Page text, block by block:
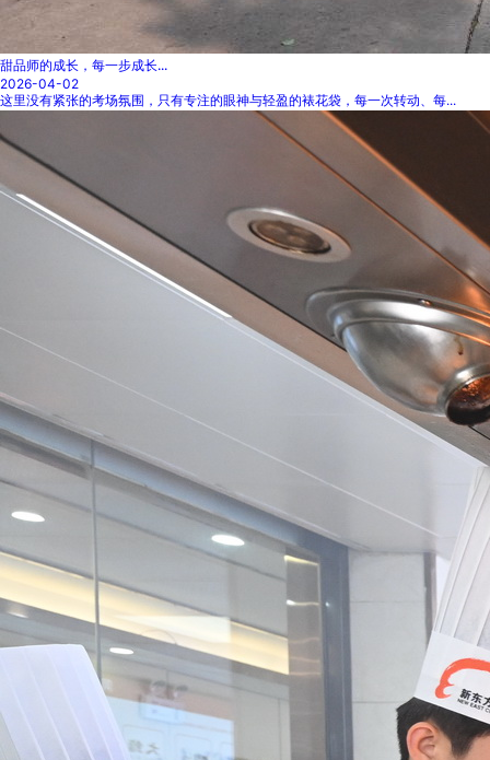
甜品师的成长，每一步成长...
2026-04-02
这里没有紧张的考场氛围，只有专注的眼神与轻盈的裱花袋，每一次转动、每...